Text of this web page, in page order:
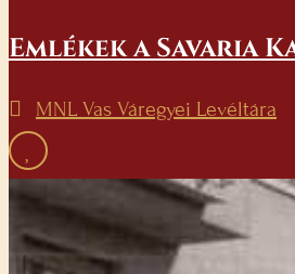
Emlékek a Savaria
MNL Vas Váregyei Levéltára